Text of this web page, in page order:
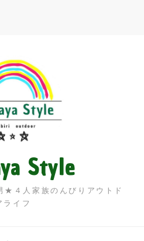
Style
４人家族のんびりアウトド
ライフ